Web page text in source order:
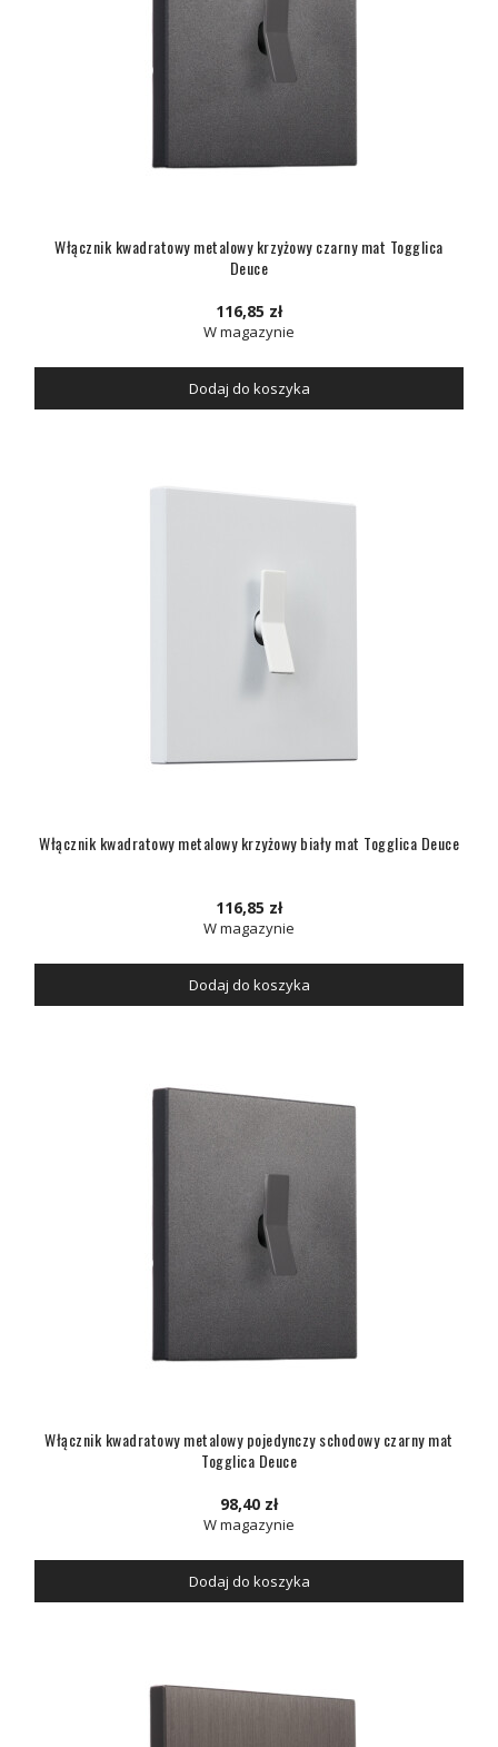
Włącznik kwadratowy metalowy krzyżowy czarny mat Togglica
Deuce
116,85 zł
W magazynie
Dodaj do koszyka
Włącznik kwadratowy metalowy krzyżowy biały mat Togglica Deuce
116,85 zł
W magazynie
Dodaj do koszyka
Włącznik kwadratowy metalowy pojedynczy schodowy czarny mat
Togglica Deuce
98,40 zł
W magazynie
Dodaj do koszyka